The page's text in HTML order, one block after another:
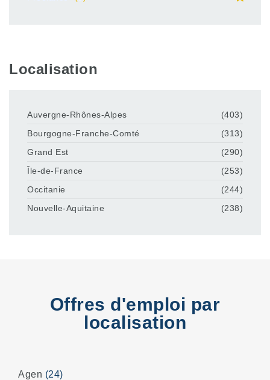
Localisation
Auvergne-Rhônes-Alpes
(403)
Bourgogne-Franche-Comté
(313)
Grand Est
(290)
Île-de-France
(253)
Occitanie
(244)
Nouvelle-Aquitaine
(238)
Offres d'emploi par
localisation
Agen (24)